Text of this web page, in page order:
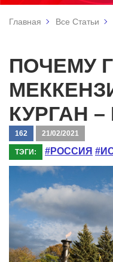
Главная Все Статьи
ПОЧЕМУ
КУРГАН
162 21/02/2021
ТЭГИ: #РОССИЯ